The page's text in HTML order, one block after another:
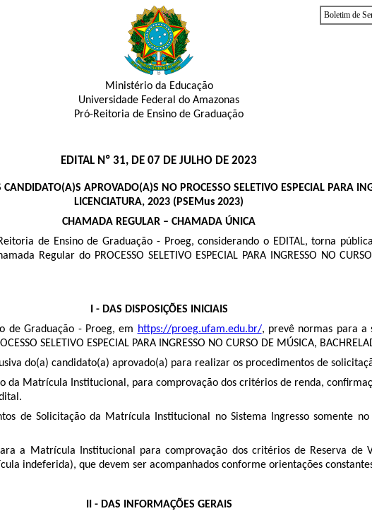
Boletim de
Ministério da Educação
Universidade Federal do Amazonas
Pró-Reitoria de Ensino de Graduação
EDITAL Nº 31, DE 07 DE JULHO DE 2023
APROVADO(A)S NO PROCESSO SELETIVO ESPECIAL PARA
LICENCIATURA, 2023 (PSEMus 2023)
CHAMADA REGULAR – CHAMADA ÚNICA
de Ensino de Graduação - Proeg, considerando o EDITAL, torna
Regular do PROCESSO SELETIVO ESPECIAL PARA INGRESSO NO
I - DAS DISPOSIÇÕES INICIAIS
de Graduação - Proeg, em https://proeg.ufam.edu.br/, prevê normas para a
SELETIVO ESPECIAL PARA INGRESSO NO CURSO DE MÚSICA,
do(a) candidato(a) aprovado(a) para realizar os procedimentos de
da Matrícula Institucional, para comprovação dos critérios de renda,
de Solicitação da Matrícula Institucional no Sistema Ingresso somente
a Matrícula Institucional para comprovação dos critérios de Reserva de
indeferida), que devem ser acompanhados conforme orientações
II - DAS INFORMAÇÕES GERAIS